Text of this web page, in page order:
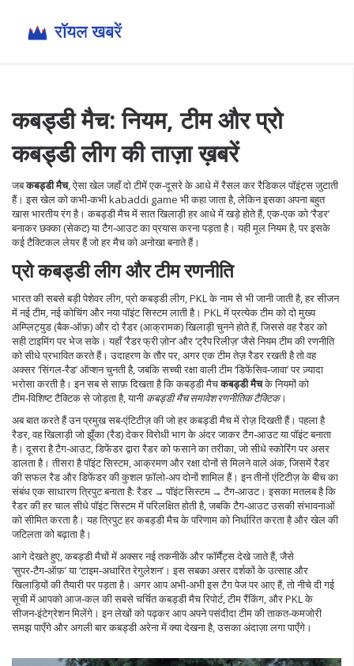
कबड्डी मैच: नियम, टीम और प्रो
कबड्डी लीग की ताज़ा ख़बरें
जबकबड्डी मैच,ऐसा खेल जहाँ दो टीमें एक‑दूसरे के आधे में रैसल कर रैडिकल पॉइंट्स जुटाती
हैं। इस खेल को कभी‑कभीkabaddi game भी कहा जाता है, लेकिन इसका अपना बहुत
खास भारतीय रंग है। कबड्डी मैच में सात खिलाड़ी हर आधे में खड़े होते हैं, एक‑एक को ‘रैडर’
बनाकर छक्का (सेकट) या टैग‑आउट का प्रयास करना पड़ता है। यही मूल नियम है, पर इसके
कई टैक्टिकल लेयर हैं जो हर मैच को अनोखा बनाते हैं।
प्रो कबड्डी लीग और टीम रणनीति
भारत की सबसे बड़ी पेशेवर लीग,प्रो कबड्डी लीग,PKL के नाम से भी जानी जाती है, हर सीजन
में नई टीम, नई कोचिंग और नया पॉइंट सिस्टम लाती है। PKL में प्रत्येक टीम को दो मुख्य
अम्प्लिट्युड (बैक‑ऑफ़) और दो रैडर (आक्रामक) खिलाड़ी चुनने होते हैं, जिससे वह रैडर को
सही टाइमिंग पर भेज सके। यहाँ ‘रैडर फ्री ज़ोन’ और ‘ट्रैप रिलीज़’ जैसे नियम टीम की रणनीति
को सीधे प्रभावित करते हैं। उदाहरण के तौर पर, अगर एक टीम तेज़ रैडर रखती है तो वह
अक्सर ‘सिंगल‑रैड’ ऑप्शन चुनती है, जबकि सच्ची रक्षा वाली टीम ‘डिफेंसिव‑जावा’ पर ज़्यादा
भरोसा करती है। इन सब से साफ़ दिखता है कि कबड्डी मैचकबड्डी मैचके नियमों को
टीम‑विशिष्ट टैक्टिक से जोड़ता है, यानी कबड्डी मैच समावेश रणनीतिक टैक्टिक।
अब बात करते हैं उन प्रमुख सब‑एंटिटीज़ की जो हर कबड्डी मैच में रोज़ दिखती हैं। पहला है
रैडर,वह खिलाड़ी जो झूँका (रैड) देकर विरोधी भाग के अंदर जाकर टैग‑आउट या पॉइंट बनाता
है। दूसरा हैटैग‑आउट,डिफेंडर द्वारा रैडर को फसाने का तरीका, जो सीधे स्कोरिंग पर असर
डालता है। तीसरा हैपॉइंट सिस्टम,आक्रमण और रक्षा दोनों से मिलने वाले अंक, जिसमें रैडर
की सफल रैड और डिफेंडर की कुशल फ़ॉलो‑अप दोनों शामिल हैं। इन तीनों एंटिटीज़ के बीच का
संबंध एक साधारण त्रिपुट बनाता है: रैडर → पॉइंट सिस्टम → टैग‑आउट। इसका मतलब है कि
रैडर की हर चाल सीधे पॉइंट सिस्टम में परिलक्षित होती है, जबकि टैग‑आउट उसकी संभावनाओं
को सीमित करता है। यह त्रिपुट हर कबड्डी मैच के परिणाम को निर्धारित करता है और खेल की
जटिलता को बढ़ाता है।
आगे देखते हुए, कबड्डी मैचों में अक्सर नई तकनीकें और फॉर्मैट्स देखे जाते हैं, जैसे
‘सुपर‑टैग‑ऑफ़’ या ‘टाइम‑अधारित रेगुलेशन’। इस सबका असर दर्शकों के उत्साह और
खिलाड़ियों की तैयारी पर पड़ता है। अगर आप अभी‑अभी इस टैग पेज पर आए हैं, तो नीचे दी गई
सूची में आपको आज‑कल की सबसे चर्चित कबड्डी मैच रिपोर्ट, टीम रैंकिंग, और PKL के
सीजन‑इंटेग्रेशन मिलेंगे। इन लेखों को पढ़कर आप अपने पसंदीदा टीम की ताकत‑कमजोरी
समझ पाएँगे और अगली बार कबड्डी अरेना में क्या देखना है, उसका अंदाज़ा लगा पाएँगे।